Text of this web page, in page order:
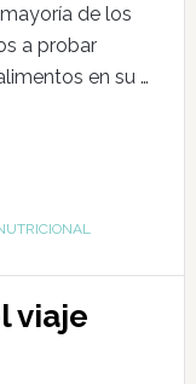
de los
a probar
en su …
viaje